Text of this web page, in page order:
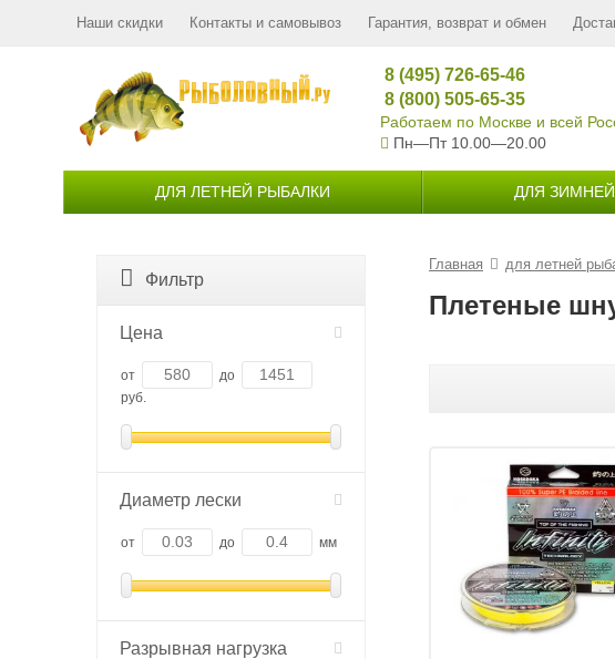
Наши скидки Контакты и самовывоз Гарантия, возврат и обмен
8 (495) 726-65-46
8 (800) 505-65-35
Работаем по Москве и всей
Пн—Пт 10.00—20.00
ДЛЯ ЛЕТНЕЙ РЫБАЛКИ ДЛЯ
Главная для летней
Плетеные
Фильтр
Цена
от
до
руб.
Диаметр лески
от до мм
Разрывная нагрузка